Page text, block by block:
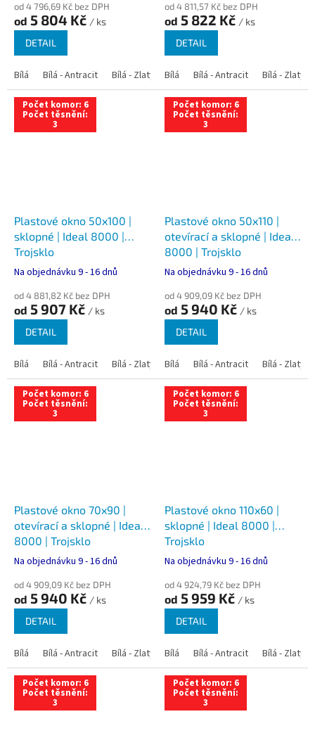
od 4 796,69 Kč bez DPH
od 5 804 Kč / ks
DETAIL
Bílá Bílá - Antracit Bílá - Zlatý dub Bílá - Tmavý dub Bílá -
od 4 811,57 Kč bez DPH
od 5 822 Kč / ks
DETAIL
Bílá Bílá - Antracit Bílá - Zlatý
Počet komor: 6
Počet těsnění:
3
Plastové okno 50x100 |
sklopné | Ideal 8000 |
Trojsklo
Na objednávku 9 - 16 dnů
od 4 881,82 Kč bez DPH
od 5 907 Kč / ks
DETAIL
Bílá Bílá - Antracit Bílá - Zlatý dub Bílá - Tmavý dub Bílá -
Počet komor: 6
Počet těsnění:
3
Plastové okno 50x110 |
otevírací a sklopné | Ideal
8000 | Trojsklo
Na objednávku 9 - 16 dnů
od 4 909,09 Kč bez DPH
od 5 940 Kč / ks
DETAIL
Bílá Bílá - Antracit Bílá - Zlatý
Počet komor: 6
Počet těsnění:
3
Plastové okno 70x90 |
otevírací a sklopné | Ideal
8000 | Trojsklo
Na objednávku 9 - 16 dnů
od 4 909,09 Kč bez DPH
od 5 940 Kč / ks
DETAIL
Bílá Bílá - Antracit Bílá - Zlatý dub Bílá - Tmavý dub Bílá -
Počet komor: 6
Počet těsnění:
3
Plastové okno 110x60 |
sklopné | Ideal 8000 |
Trojsklo
Na objednávku 9 - 16 dnů
od 4 924,79 Kč bez DPH
od 5 959 Kč / ks
DETAIL
Bílá Bílá - Antracit Bílá - Zlatý
Počet komor: 6
Počet těsnění:
3
Počet komor: 6
Počet těsnění:
3